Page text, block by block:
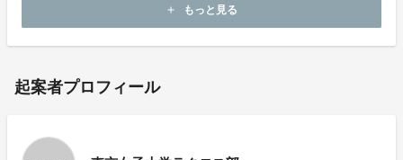
add もっと見る
起案者プロフィール